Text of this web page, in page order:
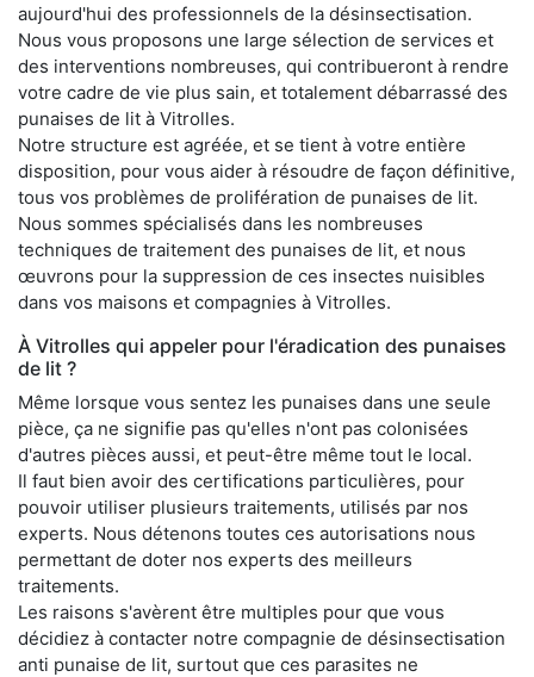
aujourd'hui des professionnels de la désinsectisation.
Nous vous proposons une large sélection de services et
des interventions nombreuses, qui contribueront à rendre
votre cadre de vie plus sain, et totalement débarrassé des
punaises de lit à Vitrolles.
Notre structure est agréée, et se tient à votre entière
disposition, pour vous aider à résoudre de façon définitive,
tous vos problèmes de prolifération de punaises de lit.
Nous sommes spécialisés dans les nombreuses
techniques de traitement des punaises de lit, et nous
œuvrons pour la suppression de ces insectes nuisibles
dans vos maisons et compagnies à Vitrolles.
À Vitrolles qui appeler pour l'éradication des punaises
de lit ?
Même lorsque vous sentez les punaises dans une seule
pièce, ça ne signifie pas qu'elles n'ont pas colonisées
d'autres pièces aussi, et peut-être même tout le local.
Il faut bien avoir des certifications particulières, pour
pouvoir utiliser plusieurs traitements, utilisés par nos
experts. Nous détenons toutes ces autorisations nous
permettant de doter nos experts des meilleurs
traitements.
Les raisons s'avèrent être multiples pour que vous
décidiez à contacter notre compagnie de désinsectisation
anti punaise de lit, surtout que ces parasites ne